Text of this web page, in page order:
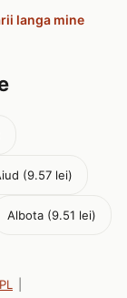
langa mine
(9.57 lei)
Albota (9.51 lei)